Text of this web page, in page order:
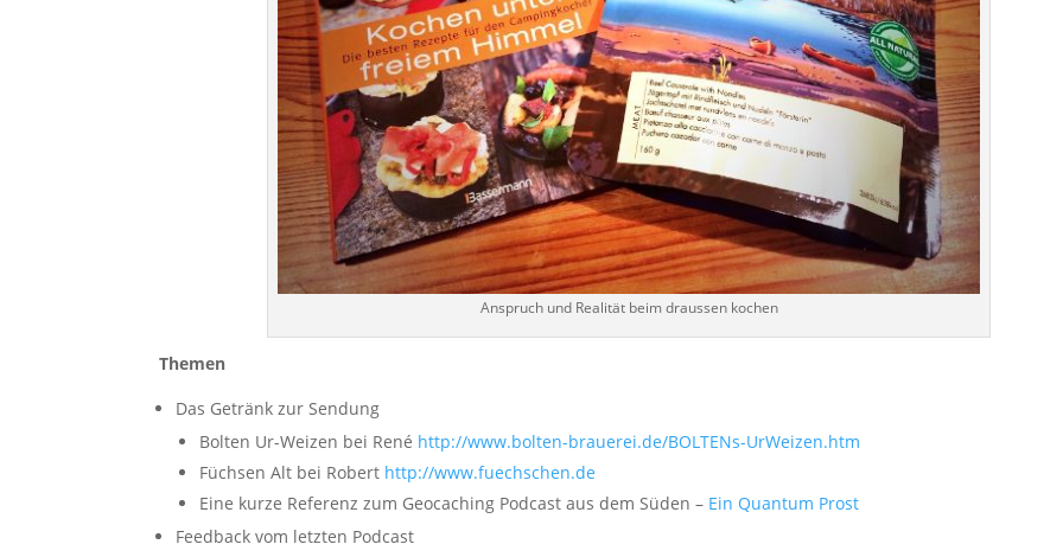
Anspruch und Realität beim draussen kochen
Themen
Das Getränk zur Sendung
Bolten Ur-Weizen bei René http://www.bolten-brauerei.de/BOLTENs-UrWeizen.htm
Füchsen Alt bei Robert http://www.fuechschen.de
Eine kurze Referenz zum Geocaching Podcast aus dem Süden – Ein Quantum Prost
Feedback vom letzten Podcast